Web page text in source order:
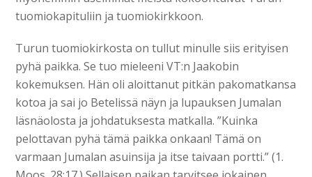
tuomiokapituliin ja tuomiokirkkoon.
Turun tuomiokirkosta on tullut minulle siis erityisen
pyhä paikka. Se tuo mieleeni VT:n Jaakobin
kokemuksen. Hän oli aloittanut pitkän pakomatkansa
kotoa ja sai jo Betelissä näyn ja lupauksen Jumalan
läsnäolosta ja johdatuksesta matkalla. ”Kuinka
pelottavan pyhä tämä paikka onkaan! Tämä on
varmaan Jumalan asuinsija ja itse taivaan portti.” (1.